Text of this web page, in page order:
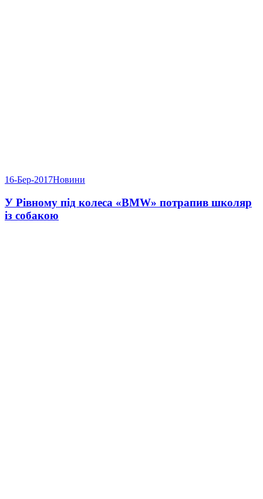
16-Бер-2017Новини
У Рівному під колеса «BMW» потрапив школяр
із собакою